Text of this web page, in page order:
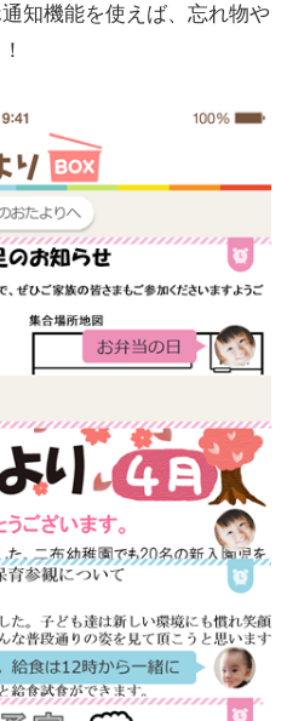
知機能を使えば、忘れ物や